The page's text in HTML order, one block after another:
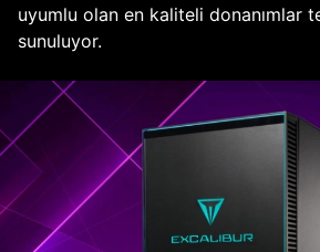
uyumlu olan en kaliteli donanımlar
sunuluyor.